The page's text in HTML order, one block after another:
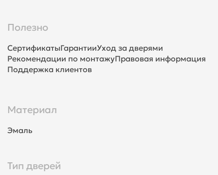
Полезно
СертификатыГарантииУход за дверями
Рекомендации по монтажуПравовая информация
Поддержка клиентов
Материал
Эмаль
Тип дверей